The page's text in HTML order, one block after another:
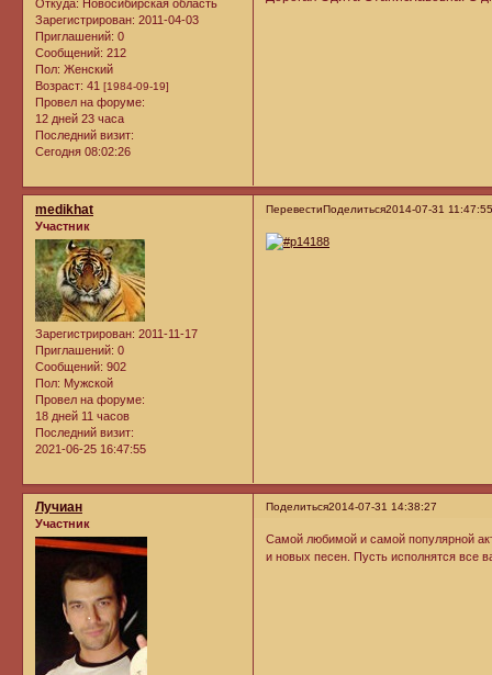
Откуда: Новосибирская область
Зарегистрирован: 2011-04-03
Приглашений: 0
Сообщений: 212
Пол: Женский
Возраст: 41 [1984-09-19]
Провел на форуме:
12 дней 23 часа
Последний визит:
Сегодня 08:02:26
ПеревестиПоделиться2014-07-31
medikhat
Участник
Зарегистрирован: 2011-11-17
Приглашений: 0
Сообщений: 902
Пол: Мужской
Провел на форуме:
18 дней 11 часов
Последний визит:
2021-06-25 16:47:55
Поделиться2014-07-31 14:38:27
Лучиан
Участник
Самой любимой и самой популярной
и новых песен. Пусть исполнятся все